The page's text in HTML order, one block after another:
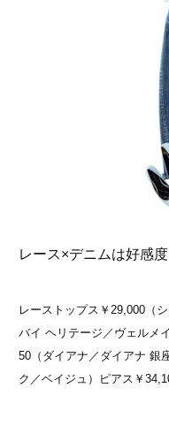
レース×デニムは好感度
レーストップス￥29,000（
バイ ヘリテージ／ヴェルメ
50（ダイアナ／ダイアナ 銀
ク／ベイジュ）ピアス￥